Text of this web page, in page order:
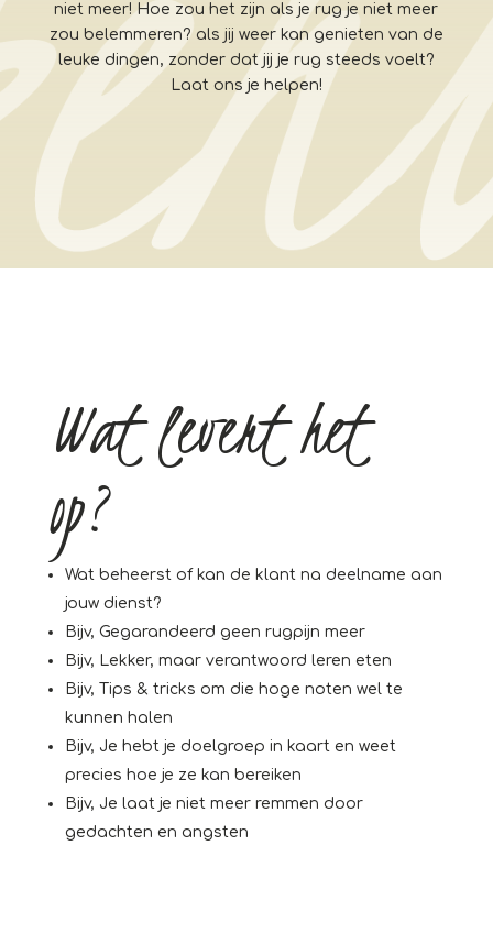
niet meer! Hoe zou het zijn als je rug je niet meer
zou belemmeren? als jij weer kan genieten van de
leuke dingen, zonder dat jij je rug steeds voelt?
Laat ons je helpen!
Wat levert het
op?
Wat beheerst of kan de klant na deelname aan
jouw dienst?
Bijv, Gegarandeerd geen rugpijn meer
Bijv, Lekker, maar verantwoord leren eten
Bijv, Tips & tricks om die hoge noten wel te
kunnen halen
Bijv, Je hebt je doelgroep in kaart en weet
precies hoe je ze kan bereiken
Bijv, Je laat je niet meer remmen door
gedachten en angsten